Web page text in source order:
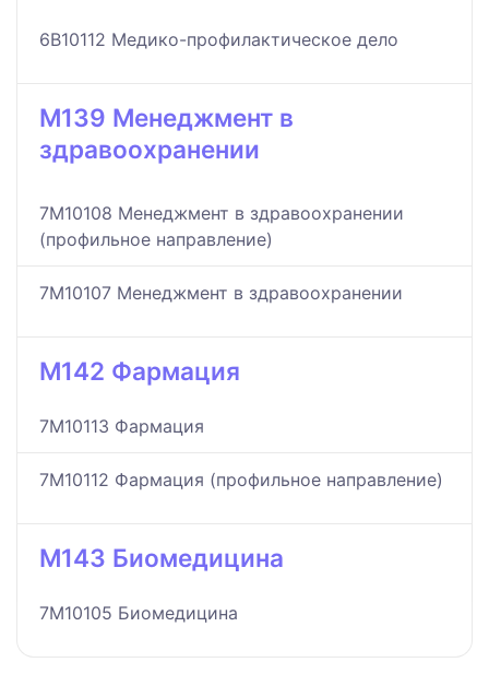
6B10112 Медико-профилактическое дело
M139 Менеджмент в
здравоохранении
7M10108 Менеджмент в здравоохранении
(профильное направление)
7M10107 Менеджмент в здравоохранении
M142 Фармация
7M10113 Фармация
7M10112 Фармация (профильное направление)
M143 Биомедицина
7M10105 Биомедицина